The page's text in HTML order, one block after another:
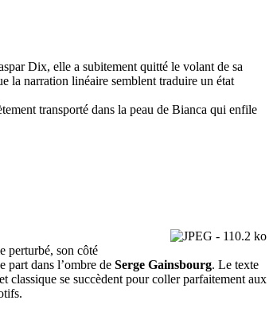
Dix, elle a subitement quitté le volant de sa
la narration linéaire semblent traduire un état
transporté dans la peau de Bianca qui enfile
perturbé, son côté
part dans l’ombre de Serge Gainsbourg. Le texte
classique se succèdent pour coller parfaitement aux